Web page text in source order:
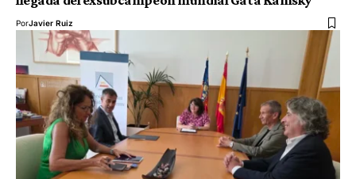
PorJavier Ruiz